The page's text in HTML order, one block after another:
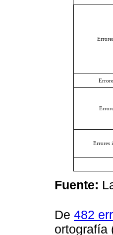
Errores
Fuente:
De 482
ortografía